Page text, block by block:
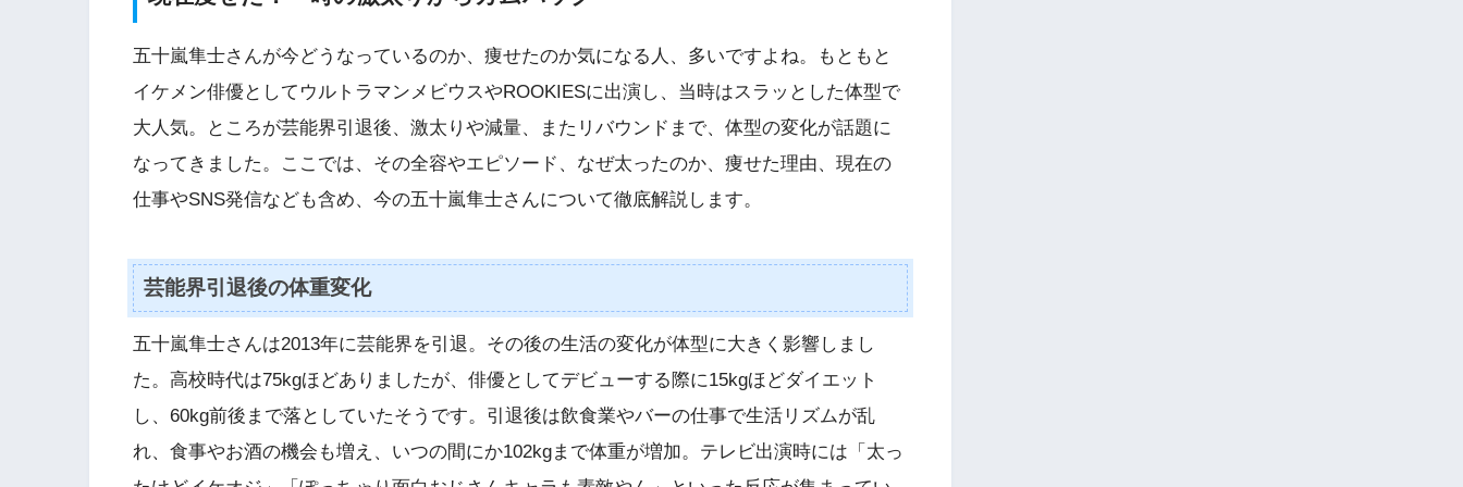
五十嵐隼士さんが今どうなっているのか、痩せたのか気になる人、多いですよね。もともと
イケメン俳優としてウルトラマンメビウスやROOKIESに出演し、当時はスラッとした体型で
大人気。ところが芸能界引退後、激太りや減量、またリバウンドまで、体型の変化が話題に
なってきました。ここでは、その全容やエピソード、なぜ太ったのか、痩せた理由、現在の
仕事やSNS発信なども含め、今の五十嵐隼士さんについて徹底解説します。
芸能界引退後の体重変化
五十嵐隼士さんは2013年に芸能界を引退。その後の生活の変化が体型に大きく影響しまし
た。高校時代は75kgほどありましたが、俳優としてデビューする際に15kgほどダイエット
し、60kg前後まで落としていたそうです。引退後は飲食業やバーの仕事で生活リズムが乱
れ、食事やお酒の機会も増え、いつの間にか102kgまで体重が増加。テレビ出演時には「太っ